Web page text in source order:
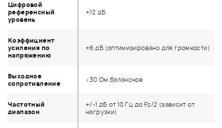
Цифровой
референсный
уровень
+12 дБ
Коэффициент
усиления по
напряжению
+6 дБ (оптимизировано для громкости)
Выходное
сопротивление
<30 Ом балансное
Частотный
диапазон
+/-1 дБ от 10 Гц до Fs/2 (зависит от
нагрузки)